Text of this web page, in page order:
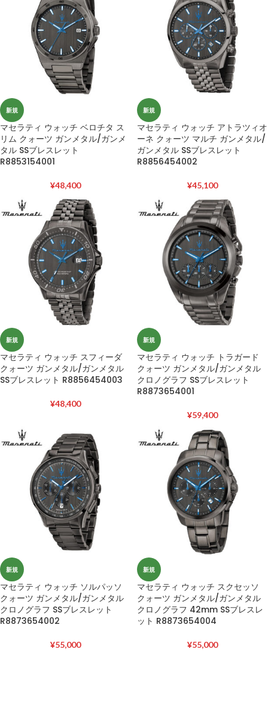
新規
マセラティ ウォッチ ベロチタ ス
リム クォーツ ガンメタル/ガンメ
タル SSブレスレット
R8853154001
¥48,400
新規
マセラティ ウォッチ アトラツィオ
ーネ クォーツ マルチ ガンメタル/
ガンメタル SSブレスレット
R8856454002
¥45,100
新規
マセラティ ウォッチ スフィーダ
クォーツ ガンメタル/ガンメタル
SSブレスレット R8856454003
¥48,400
新規
マセラティ ウォッチ トラガード
クォーツ ガンメタル/ガンメタル
クロノグラフ SSブレスレット
R8873654001
¥59,400
新規
マセラティ ウォッチ ソルパッソ
クォーツ ガンメタル/ガンメタル
クロノグラフ SSブレスレット
R8873654002
¥55,000
新規
マセラティ ウォッチ スクセッソ
クォーツ ガンメタル/ガンメタル
クロノグラフ 42mm SSブレスレ
ット R8873654004
¥55,000